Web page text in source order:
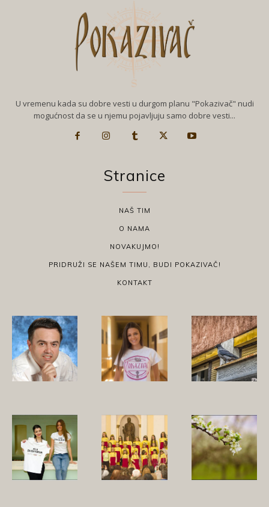
U vremenu kada su dobre vesti u durgom planu "Pokazivač" nudi
mogućnost da se u njemu pojavljuju samo dobre vesti...
Stranice
NAŠ TIM
O NAMA
NOVAKUJMO!
PRIDRUŽI SE NAŠEM TIMU, BUDI POKAZIVAČ!
KONTAKT